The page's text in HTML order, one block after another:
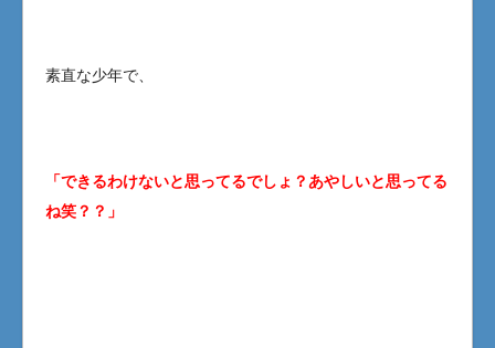
素直な少年で、
「できるわけないと思ってるでしょ？あやしいと思ってる
ね笑？？」